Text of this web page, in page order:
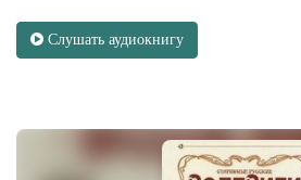
Слушать аудиокнигу